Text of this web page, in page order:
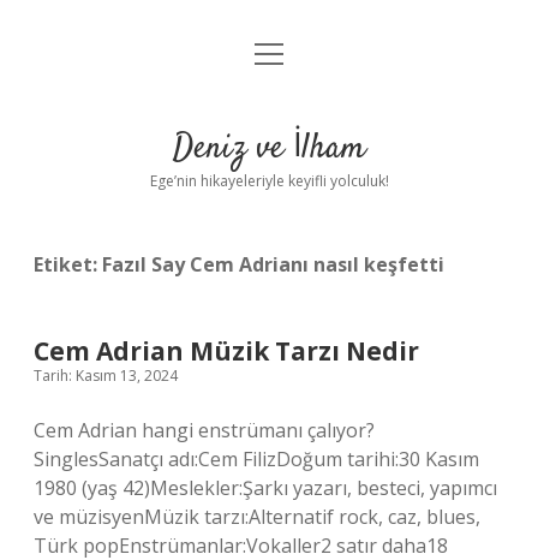
Anasayfa
Yasal Uyarı
menüyü
Deniz ve İlham
Ege’nin hikayeleriyle keyifli yolculuk!
Etiket: Fazıl Say Cem Adrianı nasıl keşfetti
Cem Adrian Müzik Tarzı Nedir
Tarih: Kasım 13, 2024
Cem Adrian hangi enstrümanı çalıyor?
SinglesSanatçı adı:Cem FilizDoğum tarihi:30 Kasım
1980 (yaş 42)Meslekler:Şarkı yazarı, besteci, yapımcı
ve müzisyenMüzik tarzı:Alternatif rock, caz, blues,
Türk popEnstrümanlar:Vokaller2 satır daha18 ​​